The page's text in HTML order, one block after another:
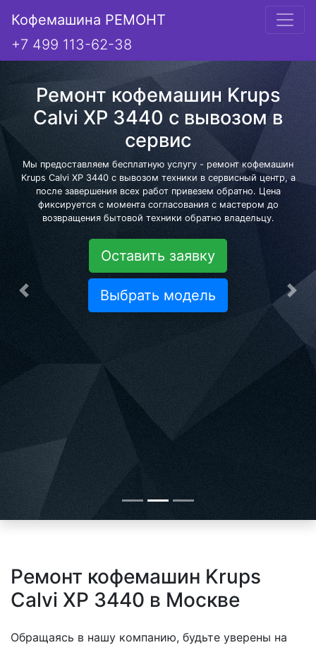
Кофемашина РЕМОНТ
+7 499 113-62-38
Ремонт кофемашин Krups
Calvi XP 3440 с вывозом в
сервис
Мы предоставляем бесплатную услугу - ремонт кофемашин
Krups Calvi XP 3440 с вывозом техники в сервисный центр, а
после завершения всех работ привезем обратно. Цена
фиксируется с момента согласования с мастером до
возвращения бытовой техники обратно владельцу.
Оставить заявку
Выбрать модель
Предыдущая
Ремонт кофемашин Krups
Calvi XP 3440 в Москве
Обращаясь в нашу компанию, будьте уверены на